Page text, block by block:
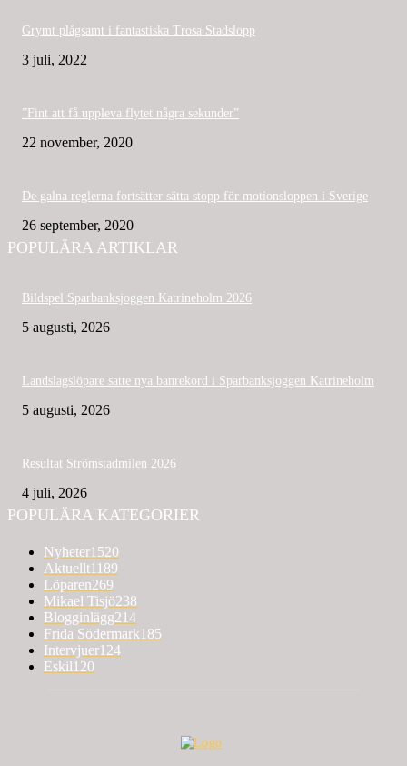
Grymt plågsamt i fantastiska Trosa Stadslopp
3 juli, 2022
”Fint att få uppleva flytet några sekunder”
22 november, 2020
De galna reglerna fortsätter sätta stopp för motionsloppen i Sverige
26 september, 2020
POPULÄRA ARTIKLAR
Bildspel Sparbanksjoggen Katrineholm 2026
5 augusti, 2026
Landslagslöpare satte nya banrekord i Sparbanksjoggen Katrineholm
5 augusti, 2026
Resultat Strömstadmilen 2026
4 juli, 2026
POPULÄRA KATEGORIER
Nyheter1520
Aktuellt1189
Löparen269
Mikael Tisjö238
Blogginlägg214
Frida Södermark185
Intervjuer124
Eskil120